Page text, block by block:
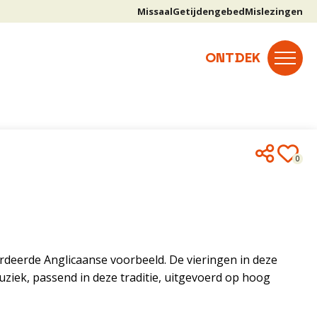
MissaalGetijdengebedMislezingen
0
Anglicaanse voorbeeld. De vieringen in deze
passend in deze traditie, uitgevoerd op hoog